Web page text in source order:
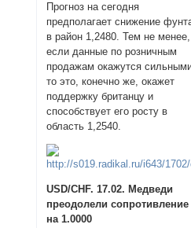
Прогноз на сегодня
предполагает снижение
в район 1,2480. Тем не менее,
если данные по розничным
продажам окажутся
то это, конечно же, окажет
поддержку британцу и
способствует его росту в
область 1,2540.
USD/CHF. 17.02. Медведи
преодолели сопротивление
на 1.0000